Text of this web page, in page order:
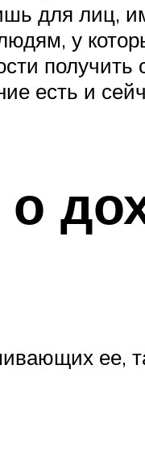
для лиц,
у
получить
есть и
ее,